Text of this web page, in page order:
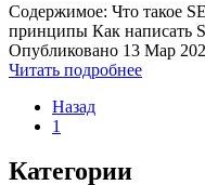
Содержимое: Что такое
принципы Как написать
Опубликовано 13 Мар
Читать подробнее
Назад
1
Категории